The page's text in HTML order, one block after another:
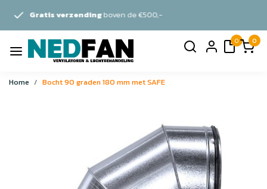
boven de €500,-
0 0
Home Bocht 90 graden 180 mm met SAFE